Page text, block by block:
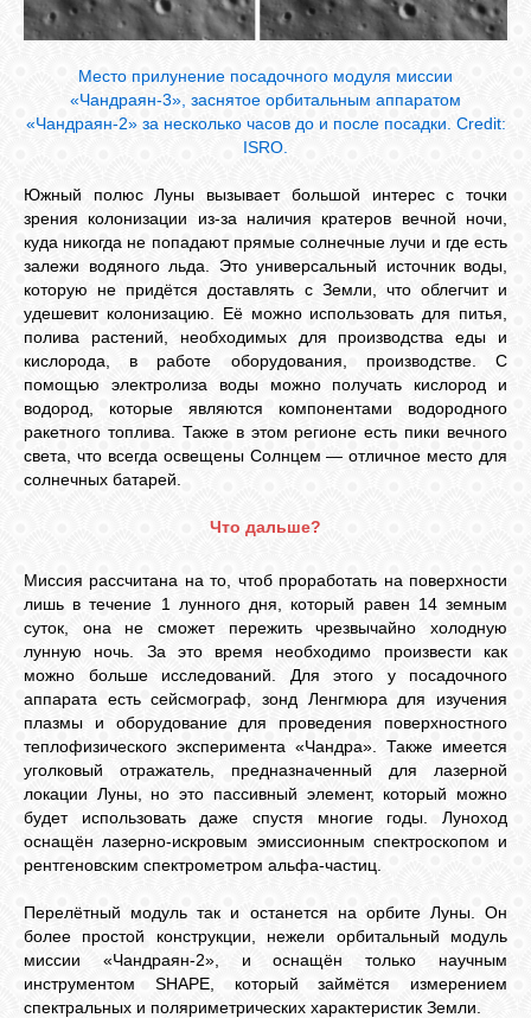
Место прилунение посадочного модуля миссии
«Чандраян-3», заснятое орбитальным аппаратом
«Чандраян-2» за несколько часов до и после посадки. Credit:
ISRO.
Южный полюс Луны вызывает большой интерес с точки
зрения колонизации из-за наличия кратеров вечной ночи,
куда никогда не попадают прямые солнечные лучи и где есть
залежи водяного льда. Это универсальный источник воды,
которую не придётся доставлять с Земли, что облегчит и
удешевит колонизацию. Её можно использовать для питья,
полива растений, необходимых для производства еды и
кислорода, в работе оборудования, производстве. С
помощью электролиза воды можно получать кислород и
водород, которые являются компонентами водородного
ракетного топлива. Также в этом регионе есть пики вечного
света, что всегда освещены Солнцем — отличное место для
солнечных батарей.
Что дальше?
Миссия рассчитана на то, чтоб проработать на поверхности
лишь в течение 1 лунного дня, который равен 14 земным
суток, она не сможет пережить чрезвычайно холодную
лунную ночь. За это время необходимо произвести как
можно больше исследований. Для этого у посадочного
аппарата есть сейсмограф, зонд Ленгмюра для изучения
плазмы и оборудование для проведения поверхностного
теплофизического эксперимента «Чандра». Также имеется
уголковый отражатель, предназначенный для лазерной
локации Луны, но это пассивный элемент, который можно
будет использовать даже спустя многие годы. Луноход
оснащён лазерно-искровым эмиссионным спектроскопом и
рентгеновским спектрометром альфа-частиц.
Перелётный модуль так и останется на орбите Луны. Он
более простой конструкции, нежели орбитальный модуль
миссии «Чандраян-2», и оснащён только научным
инструментом SHAPE, который займётся измерением
спектральных и поляриметрических характеристик Земли.